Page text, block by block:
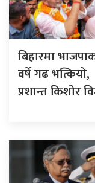
बिहारमा
वर्षे गढ भत्कियो,
प्रशान्त किशोर